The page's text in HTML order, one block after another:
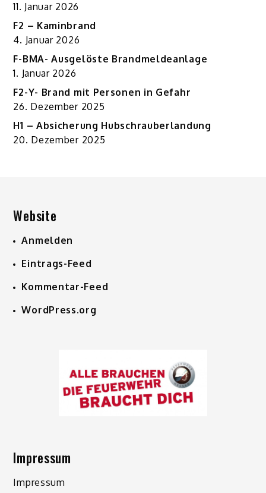
11. Januar 2026
F2 – Kaminbrand
4. Januar 2026
F-BMA- Ausgelöste Brandmeldeanlage
1. Januar 2026
F2-Y- Brand mit Personen in Gefahr
26. Dezember 2025
H1 – Absicherung Hubschrauberlandung
20. Dezember 2025
Website
Anmelden
Eintrags-Feed
Kommentar-Feed
WordPress.org
Impressum
Impressum